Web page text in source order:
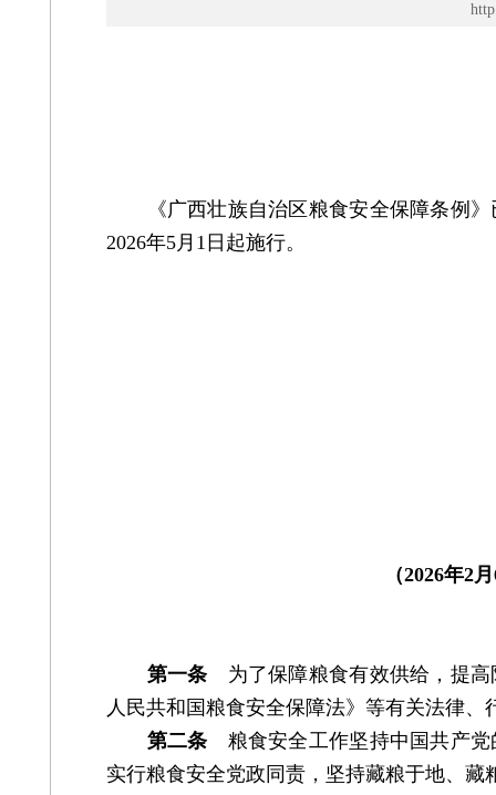
《广西壮族自治区粮食安全保障条例》
2026年5月1日起施行。
（2026年2
第一条 为了保障粮食有效供给，提高
人民共和国粮食安全保障法》等有关法律
第二条 粮食安全工作坚持中国共产党
实行粮食安全党政同责，坚持藏粮于地、